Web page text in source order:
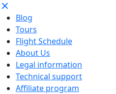
Blog
Tours
Flight Schedule
About Us
Legal information
Technical support
Affiliate program